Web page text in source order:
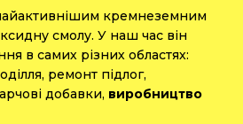
кремнеземним
смолу. У наш час він
в самих різних областях:
ремонт підлог,
добавки, виробництво